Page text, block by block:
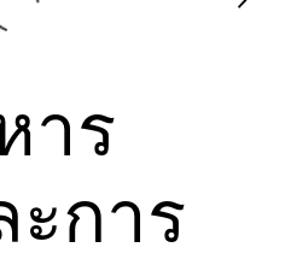
าร
ะการ